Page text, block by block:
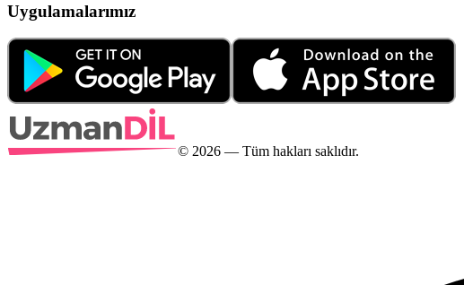
Uygulamalarımız
© 2026 — Tüm hakları saklıdır.